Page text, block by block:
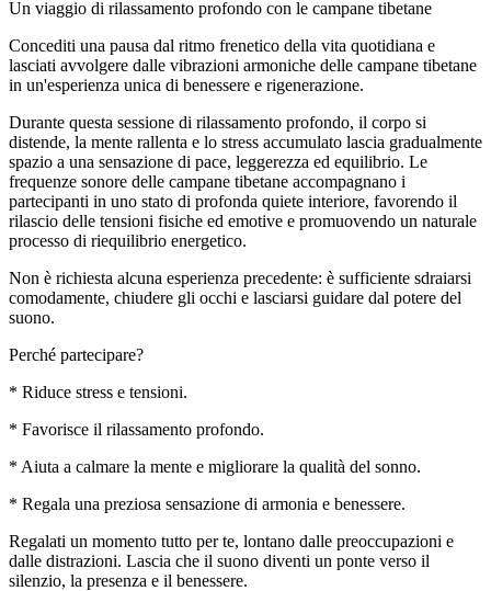
Un viaggio di rilassamento profondo con le campane tibetane
Concediti una pausa dal ritmo frenetico della vita quotidiana e
lasciati avvolgere dalle vibrazioni armoniche delle campane tibetane
in un'esperienza unica di benessere e rigenerazione.
Durante questa sessione di rilassamento profondo, il corpo si
distende, la mente rallenta e lo stress accumulato lascia gradualmente
spazio a una sensazione di pace, leggerezza ed equilibrio. Le
frequenze sonore delle campane tibetane accompagnano i
partecipanti in uno stato di profonda quiete interiore, favorendo il
rilascio delle tensioni fisiche ed emotive e promuovendo un naturale
processo di riequilibrio energetico.
Non è richiesta alcuna esperienza precedente: è sufficiente sdraiarsi
comodamente, chiudere gli occhi e lasciarsi guidare dal potere del
suono.
Perché partecipare?
* Riduce stress e tensioni.
* Favorisce il rilassamento profondo.
* Aiuta a calmare la mente e migliorare la qualità del sonno.
* Regala una preziosa sensazione di armonia e benessere.
Regalati un momento tutto per te, lontano dalle preoccupazioni e
dalle distrazioni. Lascia che il suono diventi un ponte verso il
silenzio, la presenza e il benessere.